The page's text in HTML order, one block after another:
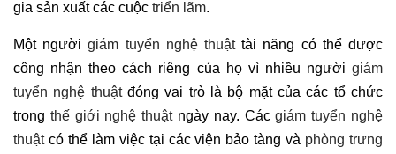
gia sản xuất các cuộc triển lãm.
Một ngườigiám tuyển nghệ thuậttài năng có thể được
công nhận theo cách riêng của họ vì nhiều người giám
tuyển nghệ thuậtđóng vai trò là bộ mặt của các tổ chức
trong thế giới nghệ thuậtngày nay. Cácgiám tuyển nghệ
thuậtcó thể làm việc tại các viện bảo tàng và phòng trưng